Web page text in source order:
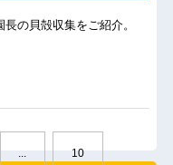
の貝殻収集をご紹介。
... 10